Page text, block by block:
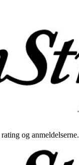
og anmeldelserne.